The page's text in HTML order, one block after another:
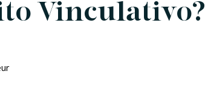
Vinculativo?